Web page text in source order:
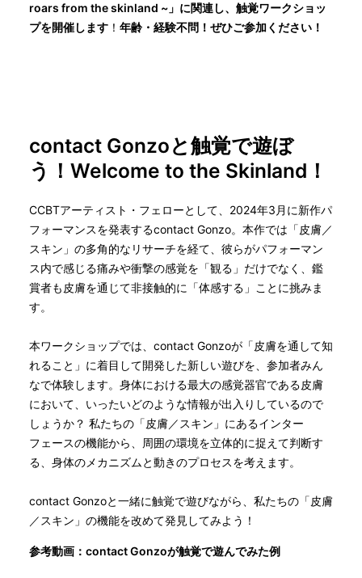
roars from the skinland ~」に関連し、触覚ワークショッ
プを開催します ！ 年齢・経験不問！ぜひご参加ください！
contact Gonzoと触覚で遊ぼ
う！Welcome to the Skinland！
CCBTアーティスト・フェローとして、2024年3月に新作パ
フォーマンスを発表するcontact Gonzo。本作では「皮膚／
スキン」の多角的なリサーチを経て、彼らがパフォーマン
ス内で感じる痛みや衝撃の感覚を「観る」だけでなく、鑑
賞者も皮膚を通じて非接触的に「体感する」ことに挑みま
す。
本ワークショップでは、contact Gonzoが「皮膚を通して知
れること」に着目して開発した新しい遊びを、参加者みん
なで体験します。身体における最大の感覚器官である皮膚
において、いったいどのような情報が出入りしているので
しょうか？ 私たちの「皮膚／スキン」にあるインター
フェースの機能から、周囲の環境を立体的に捉えて判断す
る、身体のメカニズムと動きのプロセスを考えます。
contact Gonzoと一緒に触覚で遊びながら、私たちの「皮膚
／スキン」の機能を改めて発見してみよう！
参考動画：contact Gonzoが触覚で遊んでみた例